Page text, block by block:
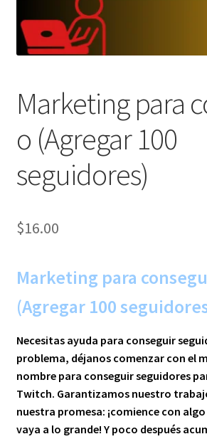
Marketing para
o (Agregar 100
seguidores)
$16.00
Marketing para
(Agregar 100
Necesitas ayuda para conseguir
problema, déjanos comenzar con el
nombre para conseguir seguidores
Twitch. Garantizamos nuestro
nuestra promesa: ¡comience con
vaya a lo grande! Y poco después